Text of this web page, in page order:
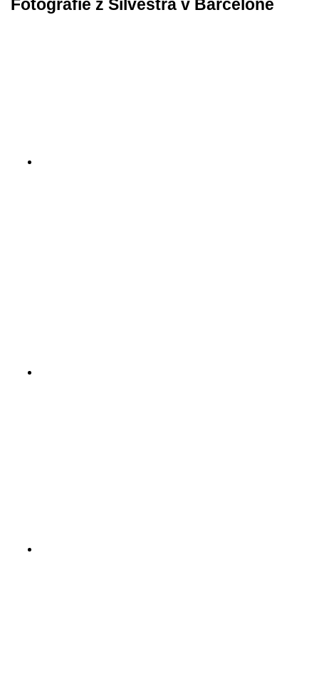
Fotografie z Silvestra v Barceloně